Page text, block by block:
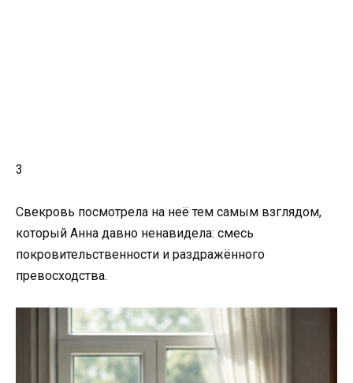
3
Свекровь посмотрела на неё тем самым взглядом,
который Анна давно ненавидела: смесь
покровительственности и раздражённого
превосходства.